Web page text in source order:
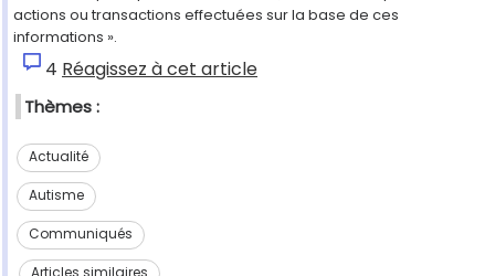
actions ou transactions effectuées sur la base de ces
informations ».
4 Réagissez à cet article
Thèmes :
Actualité
Autisme
Communiqués
Articles similaires